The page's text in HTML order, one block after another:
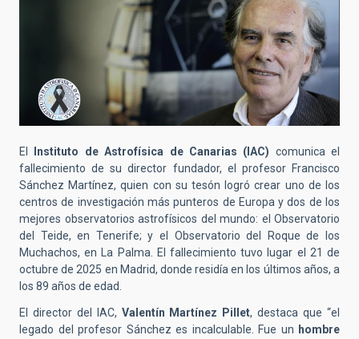
El Instituto de Astrofísica de Canarias (IAC) comunica el
fallecimiento de su director fundador, el profesor Francisco
Sánchez Martínez, quien con su tesón logró crear uno de los
centros de investigación más punteros de Europa y dos de los
mejores observatorios astrofísicos del mundo: el Observatorio
del Teide, en Tenerife; y el Observatorio del Roque de los
Muchachos, en La Palma. El fallecimiento tuvo lugar el 21 de
octubre de 2025 en Madrid, donde residía en los últimos años, a
los 89 años de edad.
El director del IAC, Valentín Martínez Pillet, destaca que “el
legado del profesor Sánchez es incalculable. Fue un hombre